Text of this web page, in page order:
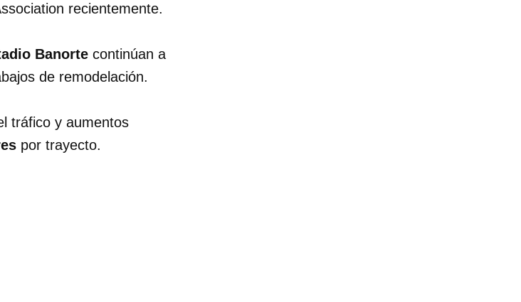
recientemente.
Banorte continúan a
de remodelación.
tráfico y aumentos
por trayecto.